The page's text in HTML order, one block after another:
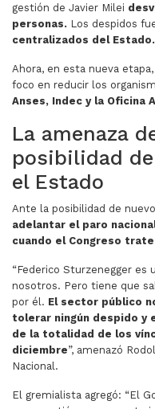
gestión de Javier Milei
personas. Los despidos
centralizados del Estado.
Ahora, en esta nueva
foco en reducir los
Anses, Indec y la Oficina
La amenaza
posibilidad
el Estado
Ante la posibilidad de
adelantar el paro
cuando el Congreso
“Federico Sturzenegger es
nosotros. Pero tiene que
por él. El sector público
tolerar ningún despido y
de la totalidad de los
diciembre”, amenazó
Nacional.
El gremialista agregó: “El